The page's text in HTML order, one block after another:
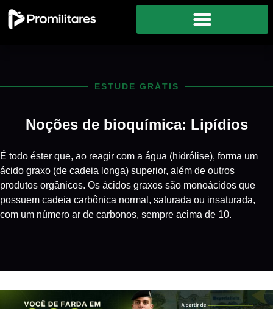
ESTUDE GRÁTIS
Noções de bioquímica: Lipídios
É todo éster que, ao reagir com a água (hidrólise), forma um
ácido graxo (de cadeia longa) superior, além de outros
produtos orgânicos. Os ácidos graxos são monoácidos que
possuem cadeia carbônica normal, saturada ou insaturada,
com um número ar de carbonos, sempre acima de 10.